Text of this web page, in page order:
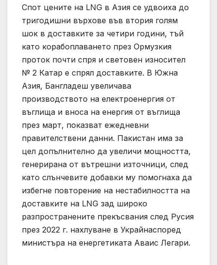
Спот цените на LNG в Азия се удвоиха до
тригодишни върхове във втория голям
шок в доставките за четири години, тъй
като корабоплаването през Ормузкия
проток почти спря и световен износител
№ 2 Катар е спрял доставките. В Южна
Азия, Бангладеш увеличава
производството на електроенергия от
въглища и вноса на енергия от въглища
през март, показват ежедневни
правителствени данни. Пакистан има за
цел допълнително да увеличи мощността,
генерирана от вътрешни източници, след
като слънчевите добавки му помогнаха да
избегне повторение на нестабилността на
доставките на LNG зад широко
разпространените прекъсвания след Русия
през 2022 г. нахлуване в Украйнаспоред
министъра на енергетиката Аваис Легари.